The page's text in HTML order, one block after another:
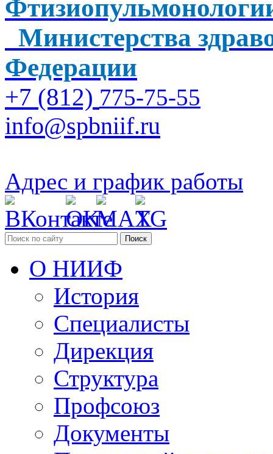
Министерства
Федерации
+7 (812) 775-75-55
info@spbniif.ru
Адрес и график работы
Поиск
О НИИФ
История
Специалисты
Дирекция
Структура
Профсоюз
Документы